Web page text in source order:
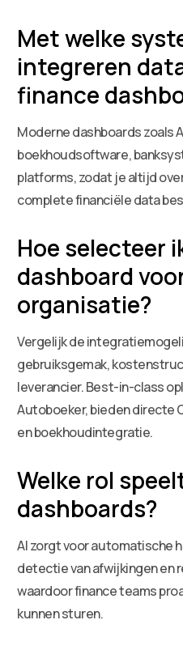
Met welke
integreren
finance
Moderne dashboards zoals
boekhoudsoftware,
platforms, zodat je altijd
complete financiële data
Hoe selecteer
dashboard
organisatie?
Vergelijk de
gebruiksgemak,
leverancier. Best-in-class
Autoboeker, bieden directe
en boekhoudintegratie.
Welke rol
dashboards?
AI zorgt voor automatische
detectie van afwijkingen en
waardoor finance teams
kunnen sturen.